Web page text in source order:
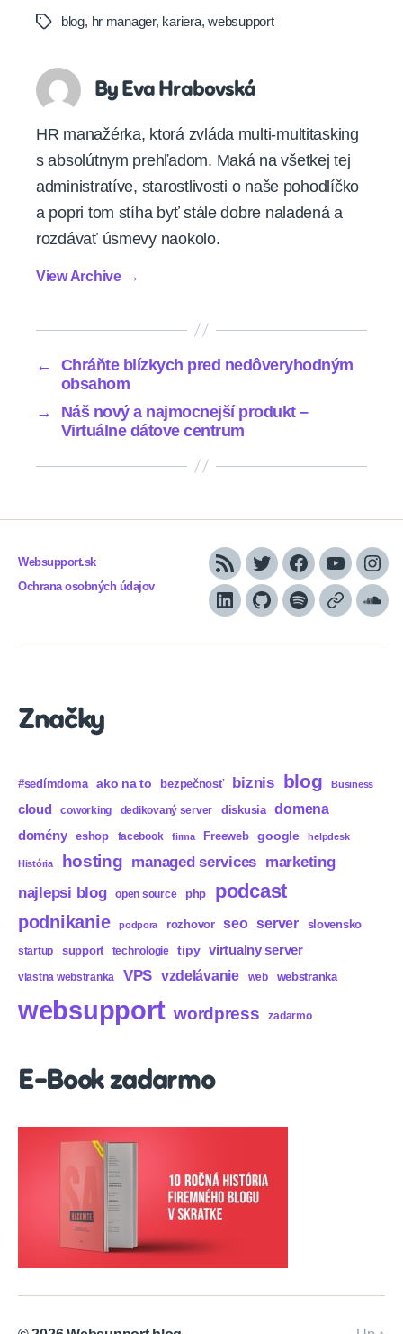
Tags blog, hr manager, kariera,websupport
By Eva Hrabovská
HR manažérka, ktorá zvláda multi-multitasking
s absolútnym prehľadom. Maká na všetkej tej
administratíve, starostlivosti o naše pohodlíčko
a popri tom stíha byť stále dobre naladená a
rozdávať úsmevy naokolo.
View Archive →
←
Chráňte blízkych pred nedôveryhodným
obsahom
→
Náš nový a najmocnejší produkt –
Virtuálne dátove centrum
Websupport.sk
Ochrana osobných údajov
RSS TwitterFacebook
YouTube
LinkedInGitHubSpotifyApple
Značky
#sedímdoma ako na to bezpečnosť biznis blog Business
cloud coworking dedikovaný server diskusia domena
domény eshop facebook firma Freeweb google helpdesk
História hosting managed services marketing
najlepsi blog open source php podcast
podnikanie podpora rozhovor seo server slovensko
startup support technologie tipy virtualny server
vlastna webstranka VPS vzdelávanie web webstranka
websupport wordpress zadarmo
E-Book zadarmo